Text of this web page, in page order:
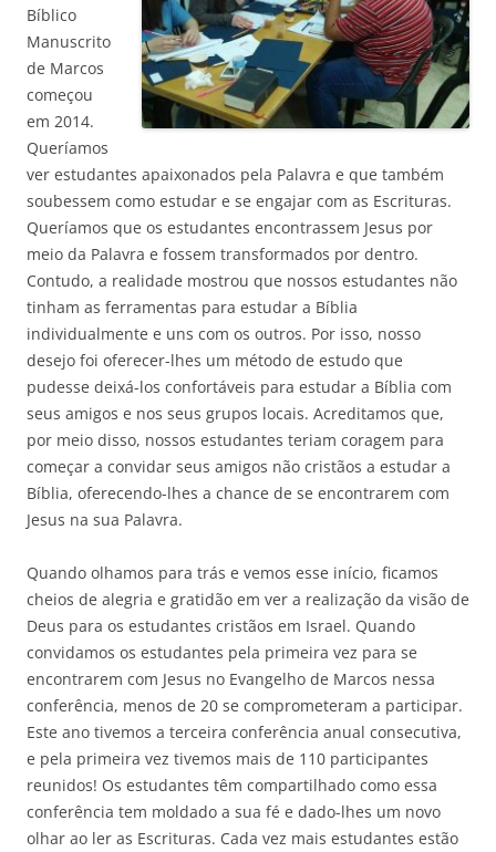
Bíblico
Manuscrito
de Marcos
começou
em 2014.
Queríamos
ver estudantes apaixonados pela Palavra e que também
soubessem como estudar e se engajar com as Escrituras.
Queríamos que os estudantes encontrassem Jesus por
meio da Palavra e fossem transformados por dentro.
Contudo, a realidade mostrou que nossos estudantes não
tinham as ferramentas para estudar a Bíblia
individualmente e uns com os outros. Por isso, nosso
desejo foi oferecer-lhes um método de estudo que
pudesse deixá-los confortáveis para estudar a Bíblia com
seus amigos e nos seus grupos locais. Acreditamos que,
por meio disso, nossos estudantes teriam coragem para
começar a convidar seus amigos não cristãos a estudar a
Bíblia, oferecendo-lhes a chance de se encontrarem com
Jesus na sua Palavra.
Quando olhamos para trás e vemos esse início, ficamos
cheios de alegria e gratidão em ver a realização da visão de
Deus para os estudantes cristãos em Israel. Quando
convidamos os estudantes pela primeira vez para se
encontrarem com Jesus no Evangelho de Marcos nessa
conferência, menos de 20 se comprometeram a participar.
Este ano tivemos a terceira conferência anual consecutiva,
e pela primeira vez tivemos mais de 110 participantes
reunidos! Os estudantes têm compartilhado como essa
conferência tem moldado a sua fé e dado-lhes um novo
olhar ao ler as Escrituras. Cada vez mais estudantes estão